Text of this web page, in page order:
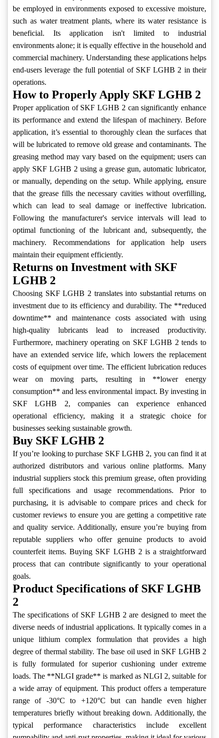
be employed in environments exposed to excessive moisture,
such as water treatment plants, where its water resistance is
beneficial. Its application isn't limited to industrial
environments alone; it is equally effective in the household and
commercial machinery. Understanding these applications helps
end-users leverage the full potential of SKF LGHB 2 in their
operations.
How to Properly Apply SKF LGHB 2
Proper application of SKF LGHB 2 can significantly enhance
its performance and extend the lifespan of machinery. Before
application, it’s essential to thoroughly clean the surfaces that
will be lubricated to remove old grease and contaminants. The
greasing method may vary based on the equipment; users can
apply SKF LGHB 2 using a grease gun, automatic lubricator,
or manually, depending on the setup. While applying, ensure
that the grease fills the necessary cavities without overfilling,
which can lead to seal damage or ineffective lubrication.
Following the manufacturer's service intervals will lead to
optimal functioning of the lubricant and, subsequently, the
machinery. Recommendations for application help users
maintain their equipment efficiently.
Returns on Investment with SKF
LGHB 2
Choosing SKF LGHB 2 translates into substantial returns on
investment due to its efficiency and durability. The **reduced
downtime** and maintenance costs associated with using
high-quality lubricants lead to increased productivity.
Furthermore, machinery operating on SKF LGHB 2 tends to
have an extended service life, which lowers the replacement
costs of equipment over time. The efficient lubrication reduces
wear on moving parts, resulting in **lower energy
consumption** and less environmental impact. By investing in
SKF LGHB 2, companies can experience enhanced
operational efficiency, making it a strategic choice for
businesses seeking sustainable growth.
Buy SKF LGHB 2
If you’re looking to purchase SKF LGHB 2, you can find it at
authorized distributors and various online platforms. Many
industrial suppliers stock this premium grease, often providing
full specifications and usage recommendations. Prior to
purchasing, it is advisable to compare prices and check for
customer reviews to ensure you are getting a competitive rate
and quality service. Additionally, ensure you’re buying from
reputable suppliers who offer genuine products to avoid
counterfeit items. Buying SKF LGHB 2 is a straightforward
process that can contribute significantly to your operational
goals.
Product Specifications of SKF LGHB
2
The specifications of SKF LGHB 2 are designed to meet the
diverse needs of industrial applications. It typically comes in a
unique lithium complex formulation that provides a high
degree of thermal stability. The base oil used in SKF LGHB 2
is fully formulated for superior cushioning under extreme
loads. The **NLGI grade** is marked as NLGI 2, suitable for
a wide array of equipment. This product offers a temperature
range of -30°C to +120°C but can handle even higher
temperatures briefly without breaking down. Additionally, the
typical performance characteristics include excellent